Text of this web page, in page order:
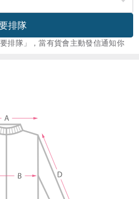
排隊
排隊」，當有貨會主動發信通知你